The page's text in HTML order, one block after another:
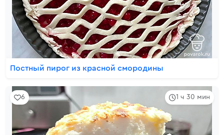
Постный пирог из красной смородины
1 ч 30 мин
6